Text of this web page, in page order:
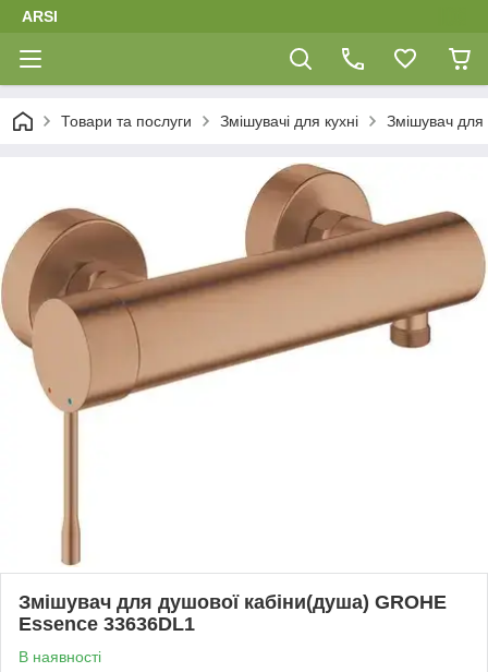
ARSI
Товари та послуги Змішувачі для кухні Змішувач
Змішувач для душової кабіни(душа) GROHE
Essence 33636DL1
В наявності